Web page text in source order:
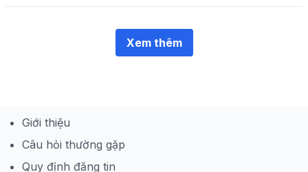
Xem thêm
Giới thiệu
Câu hỏi thường gặp
Quy định đăng tin